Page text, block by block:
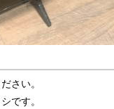
さい。
です。